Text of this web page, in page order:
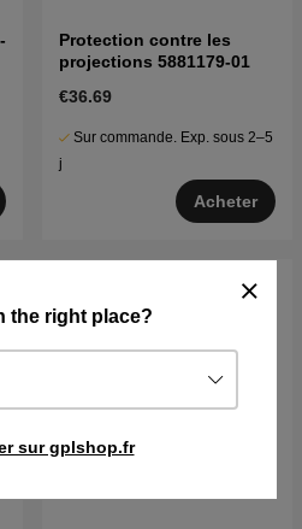
the right place?
sur gplshop.fr
Protection contre les
projections 5881179-01
€36.69
Sur commande. Exp. sous 2–5
j
Acheter